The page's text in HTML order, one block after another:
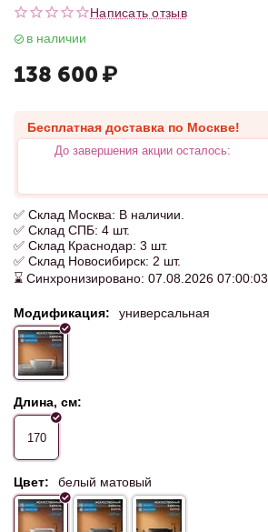
Написать отзыв
в наличии
138 600 ₽
Бесплатная доставка по Москве!
До завершения акции осталось:
✅ Склад Москва: В наличии.
✅ Склад СПБ: 4 шт.
✅ Склад Краснодар: 3 шт.
✅ Склад Новосибирск: 2 шт.
⌛ Синхронизировано: 07.08.2026 07:00:03
Модификация: универсальная
Длина, см:
170
Цвет: белый матовый